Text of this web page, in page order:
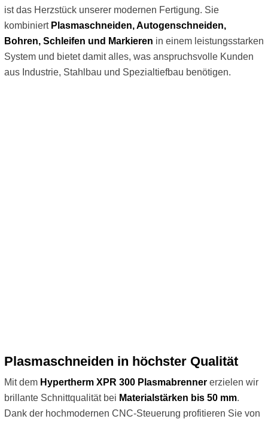
ist das Herzstück unserer modernen Fertigung. Sie
kombiniert Plasmaschneiden, Autogenschneiden,
Bohren, Schleifen und Markieren in einem leistungsstarken
System und bietet damit alles, was anspruchsvolle Kunden
aus Industrie, Stahlbau und Spezialtiefbau benötigen.
Plasmaschneiden in höchster Qualität
Mit dem Hypertherm XPR 300 Plasmabrennererzielen wir
brillante Schnittqualität bei Materialstärken bis 50 mm.
Dank der hochmodernen CNC-Steuerung profitieren Sie von